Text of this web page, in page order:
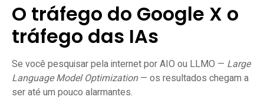
O tráfego do Google X o
tráfego das IAs
Se você pesquisar pela internet por AIO ou LLMO — Large
Language Model Optimization— os resultados chegam a
ser até um pouco alarmantes.